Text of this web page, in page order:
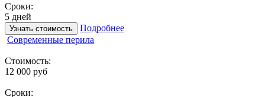
Сроки:
5 дней
Узнать стоимость
Подробнее
Современные перила
Стоимость:
12 000 руб
Сроки: